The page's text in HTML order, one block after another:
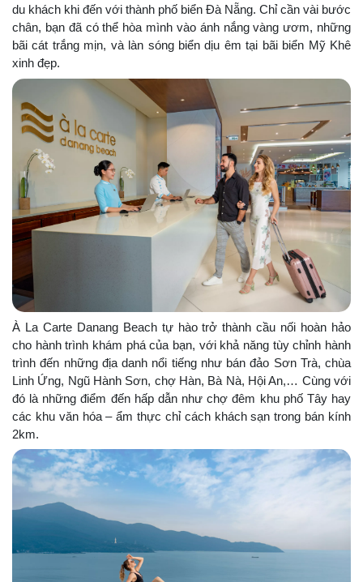
du khách khi đến với thành phố biển Đà Nẵng. Chỉ cần vài bước
chân, bạn đã có thể hòa mình vào ánh nắng vàng ươm, những
bãi cát trắng mịn, và làn sóng biển dịu êm tại bãi biển Mỹ Khê
xinh đẹp.
À La Carte Danang Beach tự hào trở thành cầu nối hoàn hảo
cho hành trình khám phá của bạn, với khả năng tùy chỉnh hành
trình đến những địa danh nổi tiếng như bán đảo Sơn Trà, chùa
Linh Ứng, Ngũ Hành Sơn, chợ Hàn, Bà Nà, Hội An,… Cùng với
đó là những điểm đến hấp dẫn như chợ đêm khu phố Tây hay
các khu văn hóa – ẩm thực chỉ cách khách sạn trong bán kính
2km.